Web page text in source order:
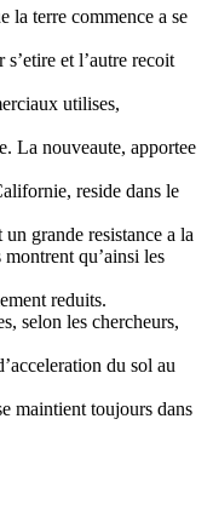
la terre commence a se
et l’autre recoit
utilises,
La nouveaute, apportee
reside dans le
grande resistance a la
qu’ainsi les
reduits.
selon les chercheurs,
du sol au
maintient toujours dans